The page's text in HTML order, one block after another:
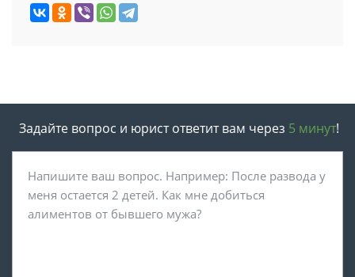
Задайте вопрос и юрист ответит вам через 5 минут!